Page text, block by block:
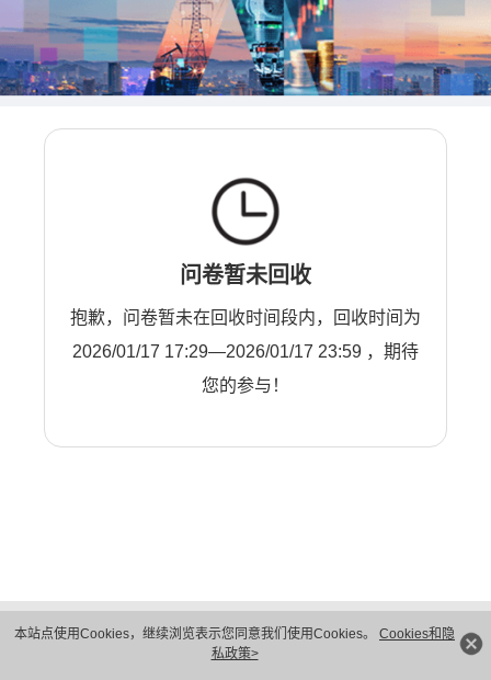
本站点使用Cookies，继续浏览表示您同意我们使用Cookies。 Cookies和隐
私政策>
问卷暂未回收
抱歉，问卷暂未在回收时间段内，回收时间为
2026/01/17 17:29—2026/01/17 23:59 ，期待
您的参与！
隐私保护
法律声明